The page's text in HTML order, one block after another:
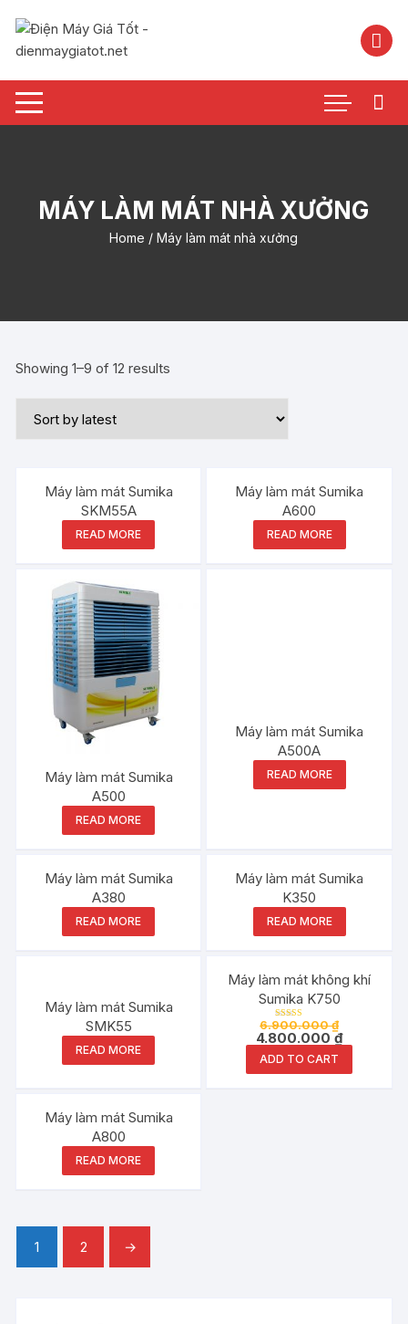
nội
MÁY LÀM MÁT NHÀ XƯỞNG
Home / Máy làm mát nhà xưởng
Showing 1–9 of 12 results
Máy làm mát Sumika
SKM55A
READ MORE
Máy làm mát Sumika
A600
READ MORE
Máy làm mát Sumika
A500
READ MORE
Máy làm mát Sumika
A500A
READ MORE
Máy làm mát Sumika
A380
READ MORE
Máy làm mát Sumika
K350
READ MORE
Máy làm mát Sumika
SMK55
READ MORE
Đang ưu đãi!
Máy làm mát không khí
Sumika K750
Rated
5.00
out of 5
6.900.000₫
4.800.000₫
ADD TO CART
Máy làm mát Sumika
A800
READ MORE
1 2 →